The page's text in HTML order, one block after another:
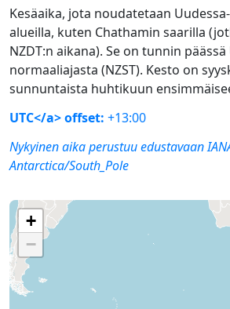
Kesäaika, jota noudatetaan
alueilla, kuten Chathamin saarilla
NZDT:n aikana). Se on tunnin
normaaliajasta (NZST). Kesto on
sunnuntaista huhtikuun
UTC</a> offset: +13:00
Nykyinen aika perustuu edustavaan
Antarctica/South_Pole
+
−